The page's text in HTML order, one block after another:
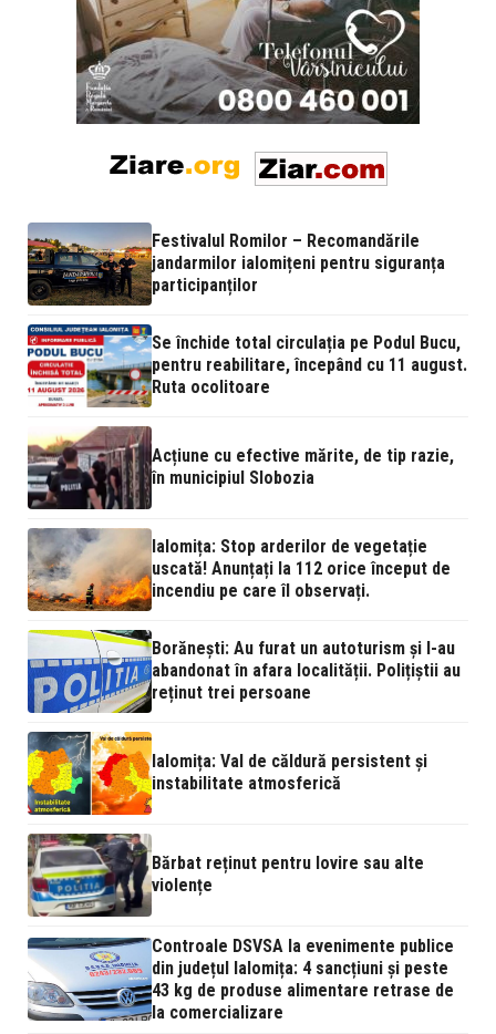
Festivalul Romilor – Recomandările
jandarmilor ialomițeni pentru siguranța
participanților
Se închide total circulația pe Podul Bucu,
pentru reabilitare, începând cu 11 august.
Ruta ocolitoare
Acțiune cu efective mărite, de tip razie,
în municipiul Slobozia
Ialomița: Stop arderilor de vegetație
uscată! Anunțați la 112 orice început de
incendiu pe care îl observați.
Borănești: Au furat un autoturism și l-au
abandonat în afara localității. Polițiștii au
reținut trei persoane
Ialomița: Val de căldură persistent și
instabilitate atmosferică
Bărbat reținut pentru lovire sau alte
violențe
Controale DSVSA la evenimente publice
din județul Ialomița: 4 sancțiuni și peste
43 kg de produse alimentare retrase de
la comercializare